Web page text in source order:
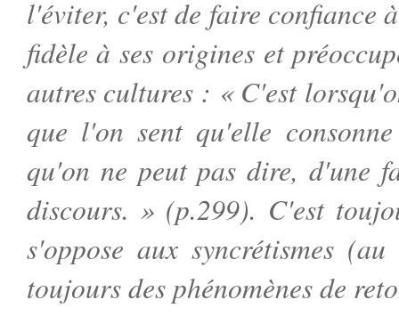
l'éviter, c'est de faire confiance
fidèle à ses origines et
autres cultures : « C'est
que l'on sent qu'elle
qu'on ne peut pas dire, d'une
discours. » (p.299). C'est
s'oppose aux syncrétismes
toujours des phénomènes de